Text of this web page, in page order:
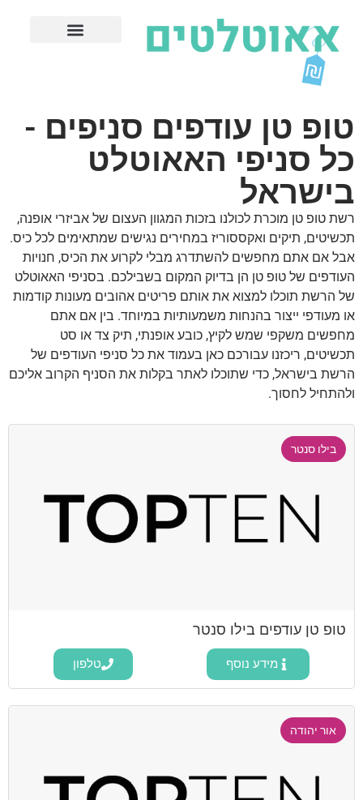
טופ טן עודפים סניפים -
כל סניפי האאוטלט
בישראל
רשת טופ טן מוכרת לכולנו בזכות המגוון העצום של אביזרי אופנה,
תכשיטים, תיקים ואקססוריז במחירים נגישים שמתאימים לכל כיס.
אבל אם אתם מחפשים להשתדרג מבלי לקרוע את הכיס, חנויות
העודפים של טופ טן הן בדיוק המקום בשבילכם. בסניפי האאוטלט
של הרשת תוכלו למצוא את אותם פריטים אהובים מעונות קודמות
או מעודפי ייצור בהנחות משמעותיות במיוחד. בין אם אתם
מחפשים משקפי שמש לקיץ, כובע אופנתי, תיק צד או סט
תכשיטים, ריכזנו עבורכם כאן בעמוד את כל סניפי העודפים של
הרשת בישראל, כדי שתוכלו לאתר בקלות את הסניף הקרוב אליכם
ולהתחיל לחסוך.
בילו סנטר
טופ טן עודפים בילו סנטר
מידע נוסף טלפון
אור יהודה